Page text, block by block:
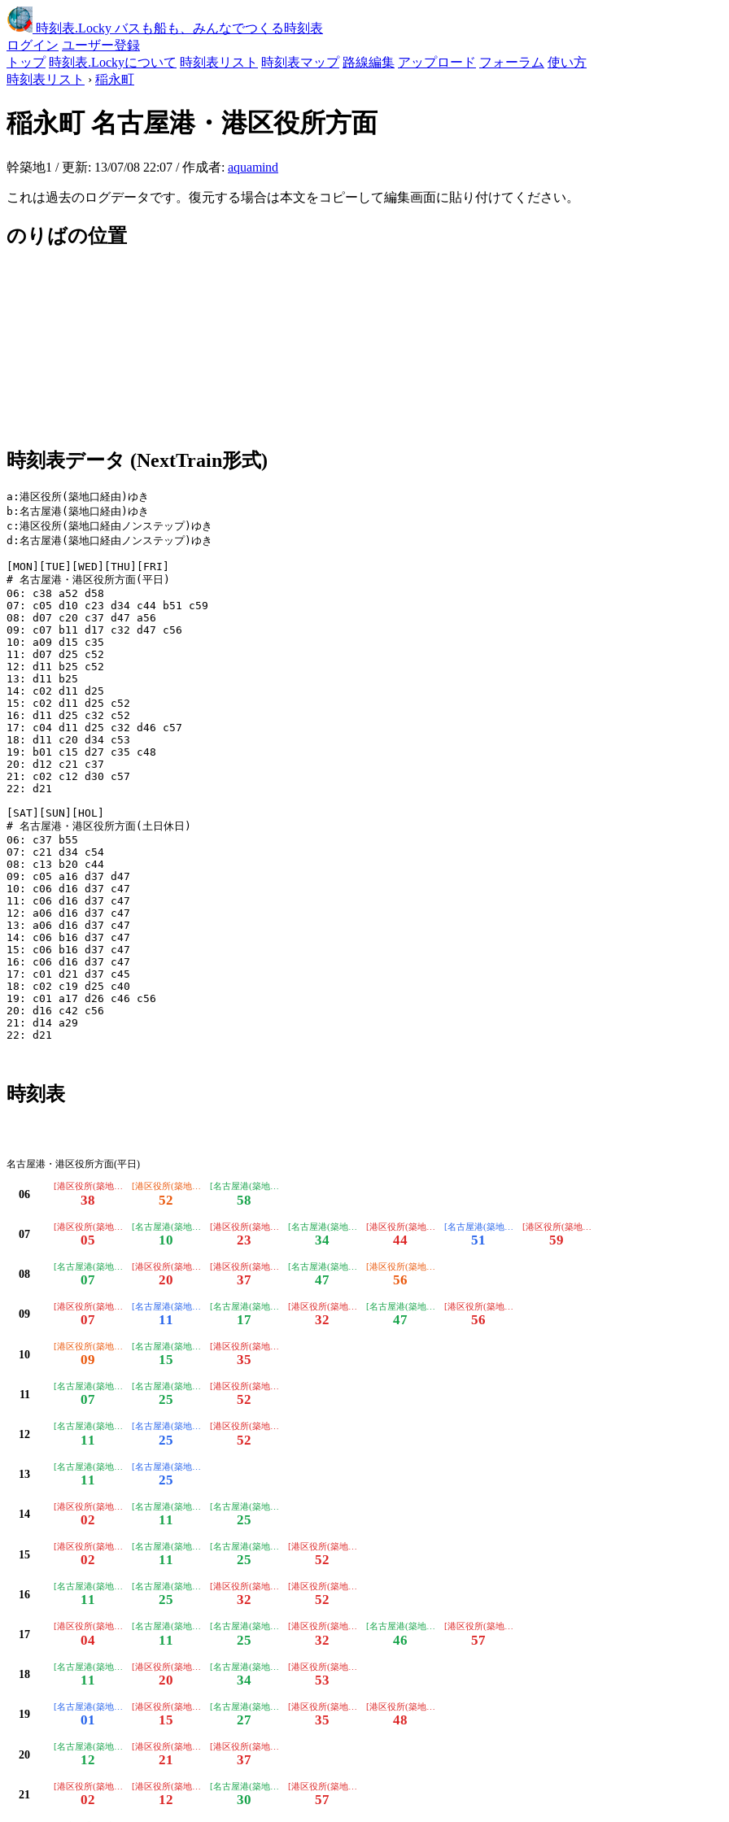
時刻表.Locky バスも船も、みんなでつくる時刻表
ログイン ユーザー登録
トップ 時刻表.Lockyについて 時刻表リスト 時刻表マップ 路線編集 アップロード フォーラム 使い方
時刻表リスト › 稲永町
稲永町名古屋港・港区役所方面
幹築地1 / 更新: 13/07/08 22:07 / 作成者: aquamind
これは過去のログデータです。復元する場合は本文をコピーして編集画面に貼り付けてください。
のりばの位置
時刻表データ (NextTrain形式)
a:港区役所(築地口経由)ゆき
b:名古屋港(築地口経由)ゆき
c:港区役所(築地口経由ノンステップ)ゆき
d:名古屋港(築地口経由ノンステップ)ゆき
[MON][TUE][WED][THU][FRI]
# 名古屋港・港区役所方面(平日)
06: c38 a52 d58
07: c05 d10 c23 d34 c44 b51 c59
08: d07 c20 c37 d47 a56
09: c07 b11 d17 c32 d47 c56
10: a09 d15 c35
11: d07 d25 c52
12: d11 b25 c52
13: d11 b25
14: c02 d11 d25
15: c02 d11 d25 c52
16: d11 d25 c32 c52
17: c04 d11 d25 c32 d46 c57
18: d11 c20 d34 c53
19: b01 c15 d27 c35 c48
20: d12 c21 c37
21: c02 c12 d30 c57
22: d21
[SAT][SUN][HOL]
# 名古屋港・港区役所方面(土日休日)
06: c37 b55
07: c21 d34 c54
08: c13 b20 c44
09: c05 a16 d37 d47
10: c06 d16 d37 c47
11: c06 d16 d37 c47
12: a06 d16 d37 c47
13: a06 d16 d37 c47
14: c06 b16 d37 c47
15: c06 b16 d37 c47
16: c06 d16 d37 c47
17: c01 d21 d37 c45
18: c02 c19 d25 c40
19: c01 a17 d26 c46 c56
20: d16 c42 c56
21: d14 a29
22: d21
時刻表
名古屋港・港区役所方面(平日)
06
[港区役所(築地口経由ノンステップ)ゆき]
38
[港区役所(築地口経由)ゆき]
52
[名古屋港(築地口経由ノンステップ)ゆき]
58
07
[港区役所(築地口経由ノンステップ)ゆき]
05
[名古屋港(築地口経由ノンステップ)ゆき]
10
[港区役所(築地口経由ノンステップ)ゆき]
23
[名古屋港(築地口経由ノンステップ)ゆき]
34
[港区役所(築地口経由ノンステップ)ゆき]
44
[名古屋港(築地口経由)ゆき]
51
[港区役所(築地口経由ノンステップ)ゆき]
59
08
[名古屋港(築地口経由ノンステップ)ゆき]
07
[港区役所(築地口経由ノンステップ)ゆき]
20
[港区役所(築地口経由ノンステップ)ゆき]
37
[名古屋港(築地口経由ノンステップ)ゆき]
47
[港区役所(築地口経由)ゆき]
56
09
[港区役所(築地口経由ノンステップ)ゆき]
07
[名古屋港(築地口経由)ゆき]
11
[名古屋港(築地口経由ノンステップ)ゆき]
17
[港区役所(築地口経由ノンステップ)ゆき]
32
[名古屋港(築地口経由ノンステップ)ゆき]
47
[港区役所(築地口経由ノンステップ)ゆき]
56
10
[港区役所(築地口経由)ゆき]
09
[名古屋港(築地口経由ノンステップ)ゆき]
15
[港区役所(築地口経由ノンステップ)ゆき]
35
11
[名古屋港(築地口経由ノンステップ)ゆき]
07
[名古屋港(築地口経由ノンステップ)ゆき]
25
[港区役所(築地口経由ノンステップ)ゆき]
52
12
[名古屋港(築地口経由ノンステップ)ゆき]
11
[名古屋港(築地口経由)ゆき]
25
[港区役所(築地口経由ノンステップ)ゆき]
52
13
[名古屋港(築地口経由ノンステップ)ゆき]
11
[名古屋港(築地口経由)ゆき]
25
14
[港区役所(築地口経由ノンステップ)ゆき]
02
[名古屋港(築地口経由ノンステップ)ゆき]
11
[名古屋港(築地口経由ノンステップ)ゆき]
25
15
[港区役所(築地口経由ノンステップ)ゆき]
02
[名古屋港(築地口経由ノンステップ)ゆき]
11
[名古屋港(築地口経由ノンステップ)ゆき]
25
[港区役所(築地口経由ノンステップ)ゆき]
52
16
[名古屋港(築地口経由ノンステップ)ゆき]
11
[名古屋港(築地口経由ノンステップ)ゆき]
25
[港区役所(築地口経由ノンステップ)ゆき]
32
[港区役所(築地口経由ノンステップ)ゆき]
52
17
[港区役所(築地口経由ノンステップ)ゆき]
04
[名古屋港(築地口経由ノンステップ)ゆき]
11
[名古屋港(築地口経由ノンステップ)ゆき]
25
[港区役所(築地口経由ノンステップ)ゆき]
32
[名古屋港(築地口経由ノンステップ)ゆき]
46
[港区役所(築地口経由ノンステップ)ゆき]
57
18
[名古屋港(築地口経由ノンステップ)ゆき]
11
[港区役所(築地口経由ノンステップ)ゆき]
20
[名古屋港(築地口経由ノンステップ)ゆき]
34
[港区役所(築地口経由ノンステップ)ゆき]
53
19
[名古屋港(築地口経由)ゆき]
01
[港区役所(築地口経由ノンステップ)ゆき]
15
[名古屋港(築地口経由ノンステップ)ゆき]
27
[港区役所(築地口経由ノンステップ)ゆき]
35
[港区役所(築地口経由ノンステップ)ゆき]
48
20
[名古屋港(築地口経由ノンステップ)ゆき]
12
[港区役所(築地口経由ノンステップ)ゆき]
21
[港区役所(築地口経由ノンステップ)ゆき]
37
21
[港区役所(築地口経由ノンステップ)ゆき]
02
[港区役所(築地口経由ノンステップ)ゆき]
12
[名古屋港(築地口経由ノンステップ)ゆき]
30
[港区役所(築地口経由ノンステップ)ゆき]
57